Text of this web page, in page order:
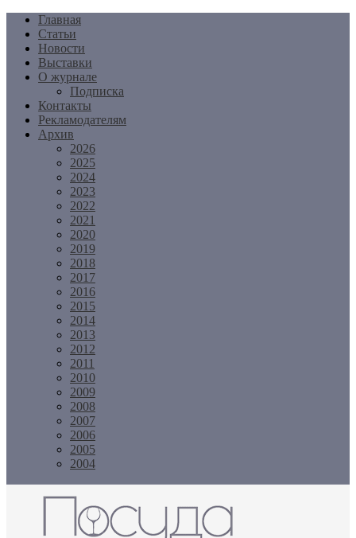
Перейти
содержимому
Главная
Статьи
Новости
Выставки
О журнале
Подписка
Контакты
Рекламодателям
Архив
2026
2025
2024
2023
2022
2021
2020
2019
2018
2017
2016
2015
2014
2013
2012
2011
2010
2009
2008
2007
2006
2005
2004